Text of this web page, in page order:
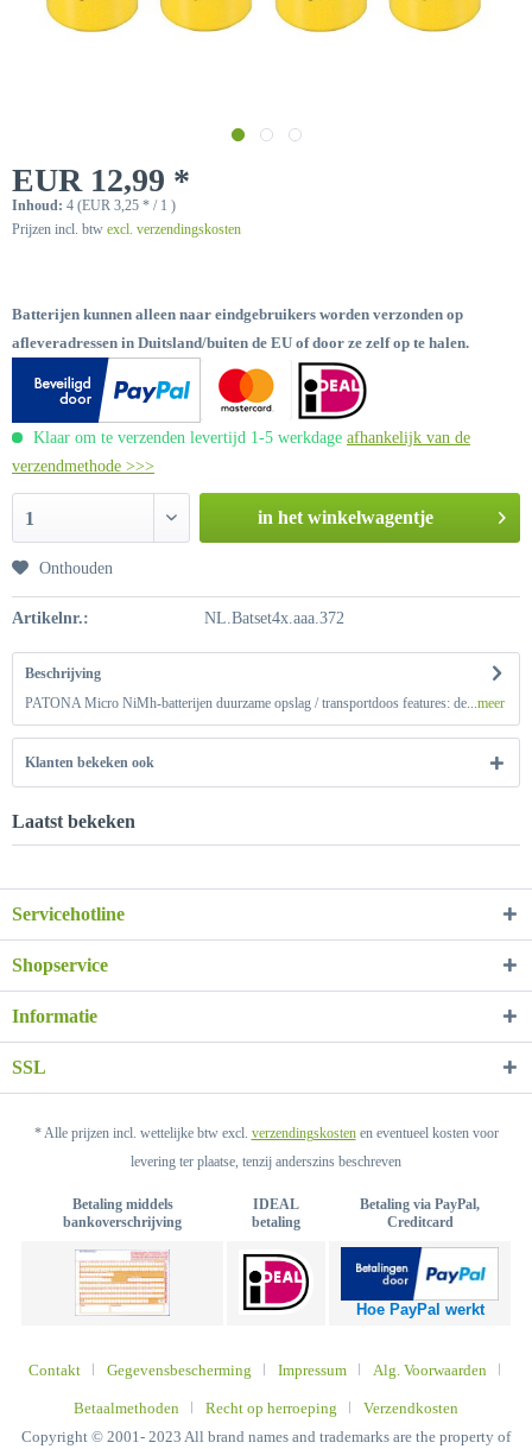
EUR 12,99 *
Inhoud: 4 (EUR 3,25 * / 1 )
Prijzen incl. btw excl. verzendingskosten
Batterijen kunnen alleen naar eindgebruikers worden verzonden op
afleveradressen in Duitsland/buiten de EU of door ze zelf op te halen.
Klaar om te verzenden levertijd 1-5 werkdage afhankelijk van de
verzendmethode >>>
1 in het winkelwagentje
Onthouden
Artikelnr.: NL.Batset4x.aaa.372
Beschrijving
PATONA Micro NiMh-batterijen duurzame opslag / transportdoos features: de... meer
Klanten bekeken ook
Laatst bekeken
Servicehotline
Shopservice
Informatie
SSL
* Alle prijzen incl. wettelijke btw excl. verzendingskostenen eventueel kosten voor
levering ter plaatse, tenzij anderszins beschreven
Betaling middels
bankoverschrijving
IDEAL
betaling
Betaling via PayPal,
Creditcard
Hoe PayPal werkt
Contakt Gegevensbescherming Impressum Alg. Voorwaarden
Betaalmethoden Recht op herroeping
Verzendkosten
Copyright © 2001- 2023 All brand names and trademarks are the property of